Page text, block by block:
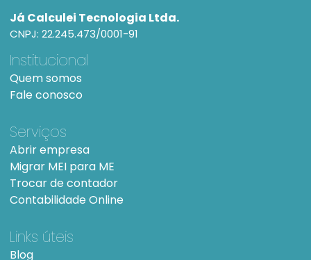
Já Calculei Tecnologia Ltda.
CNPJ: 22.245.473/0001-91
Institucional
Quem somos
Fale conosco
Serviços
Abrir empresa
Migrar MEI para ME
Trocar de contador
Contabilidade Online
Links úteis
Blog